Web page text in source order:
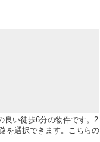
良い徒歩6分の物件です。2
を選択できます。こちらの